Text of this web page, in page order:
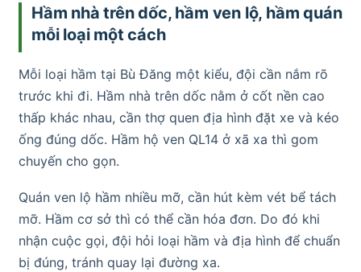
Hầm nhà trên dốc, hầm ven lộ, hầm quán
mỗi loại một cách
Mỗi loại hầm tại Bù Đăng một kiểu, đội cần nắm rõ
trước khi đi. Hầm nhà trên dốc nằm ở cốt nền cao
thấp khác nhau, cần thợ quen địa hình đặt xe và kéo
ống đúng dốc. Hầm hộ ven QL14 ở xã xa thì gom
chuyến cho gọn.
Quán ven lộ hầm nhiều mỡ, cần hút kèm vét bể tách
mỡ. Hầm cơ sở thì có thể cần hóa đơn. Do đó khi
nhận cuộc gọi, đội hỏi loại hầm và địa hình để chuẩn
bị đúng, tránh quay lại đường xa.